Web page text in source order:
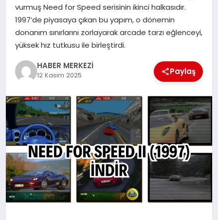
KÜLTÜR VE SANAT
MAGAZIN
SPOR
SIYASET
DIĞER
vurmuş Need for Speed serisinin ikinci halkasıdır.
1997’de piyasaya çıkan bu yapım, o dönemin
donanım sınırlarını zorlayarak arcade tarzı eğlenceyi,
yüksek hız tutkusu ile birleştirdi.
HABER MERKEZİ
12 Kasım 2025 Paylaş